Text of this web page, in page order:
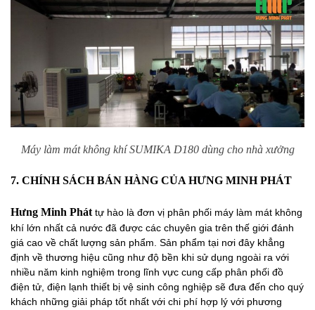
Máy làm mát không khí SUMIKA D180 dùng cho nhà xưởng
7. CHÍNH SÁCH BÁN HÀNG CỦA HƯNG MINH PHÁT
Hưng Minh Phát tự hào là đơn vị phân phối máy làm mát không
khí lớn nhất cả nước đã được các chuyên gia trên thế giới đánh
giá cao về chất lượng sản phẩm. Sản phẩm tại nơi đây khẳng
định về thương hiệu cũng như độ bền khi sử dụng ngoài ra với
nhiều năm kinh nghiệm trong lĩnh vực cung cấp phân phối đồ
điện tử, điện lạnh thiết bị vệ sinh công nghiệp sẽ đưa đến cho quý
khách những giải pháp tốt nhất với chi phí hợp lý với phương